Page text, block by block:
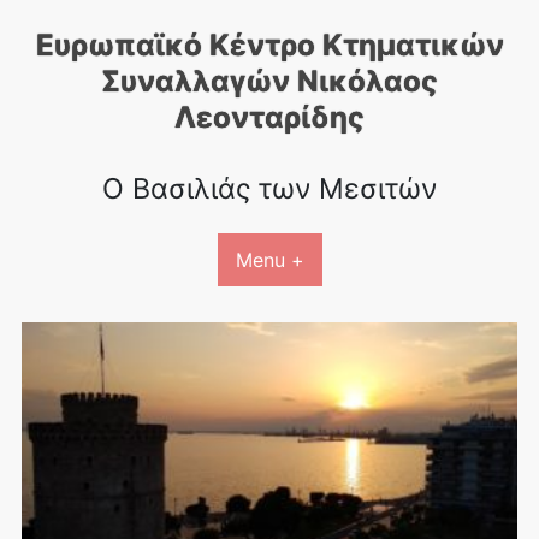
Ευρωπαϊκό Κέντρο Κτηματικών
Συναλλαγών Nικόλαος
Λεονταρίδης
Ο Βασιλιάς των Μεσιτών
Menu +